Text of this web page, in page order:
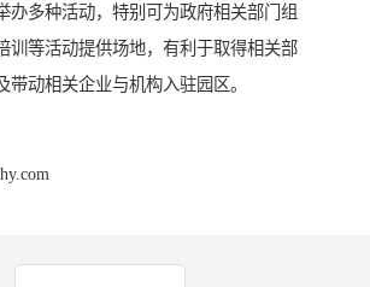
办多种活动，特别可为政府相关部门组
训等活动提供场地，有利于取得相关部
带动相关企业与机构入驻园区。